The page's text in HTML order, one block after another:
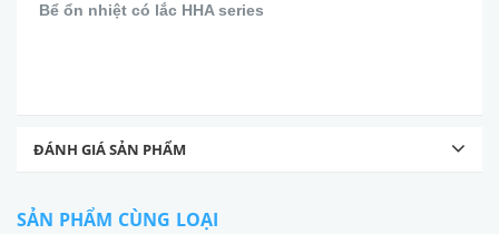
Bể ổn nhiệt có lắc HHA series
ĐÁNH GIÁ SẢN PHẨM
SẢN PHẨM CÙNG LOẠI